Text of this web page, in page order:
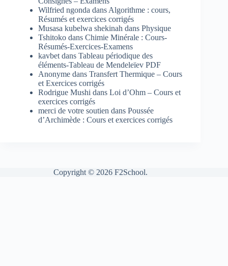
Wilfried ngonda dans Algorithme : cours,
Résumés et exercices corrigés
Musasa kubelwa shekinah dans Physique
Tshitoko dans Chimie Minérale : Cours-
Résumés-Exercices-Examens
kavbet dans Tableau périodique des
éléments-Tableau de Mendeleïev PDF
Anonyme dans Transfert Thermique – Cours
et Exercices corrigés
Rodrigue Mushi dans Loi d’Ohm – Cours et
exercices corrigés
merci de votre soutien dans Poussée
d’Archimède : Cours et exercices corrigés
Copyright © 2026 F2School.